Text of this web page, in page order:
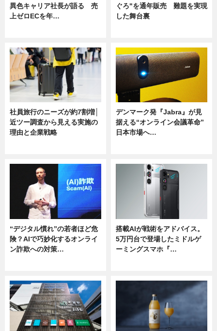
異色キャリア社長が語る 売
上ゼロECを年…
ぐろ"を通年販売 難題を実現
した舞台裏
社員旅行のニーズが約7割増│
近ツー調査から見える実施の
理由と企業戦略
デンマーク発『Jabra』が見
据える“オンライン会議革命”
日本市場へ…
“デジタル慣れ”の若者ほど危
険？AIで巧妙化するオンライ
ン詐欺への対策…
搭載AIが戦術をアドバイス。
5万円台で登場したミドルゲ
ーミングスマホ『…